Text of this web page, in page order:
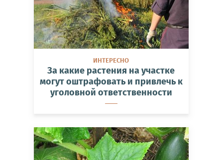
ИНТЕРЕСНО
За какие растения на участке
могут оштрафовать и привлечь к
уголовной ответственности